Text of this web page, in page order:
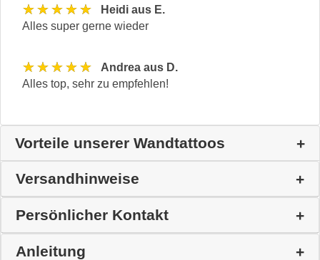
★★★★★
Heidi aus E.
Alles super gerne wieder
★★★★★
Andrea aus D.
Alles top, sehr zu empfehlen!
Vorteile unserer Wandtattoos
Versandhinweise
Persönlicher Kontakt
Anleitung